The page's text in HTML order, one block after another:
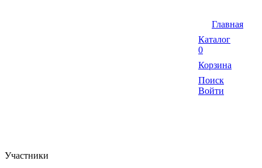
Участники
Главная
Каталог
0
Корзина
Поиск
Войти